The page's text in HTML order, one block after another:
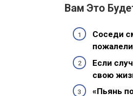
Вам Это
Соседи
Если
свою
«Пьянь